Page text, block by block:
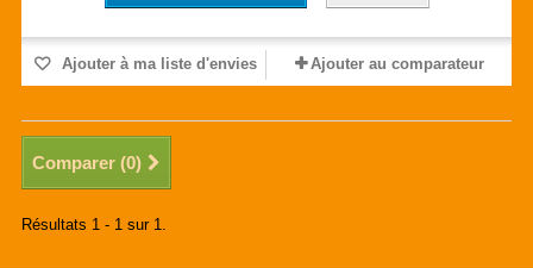
Ajouter à ma liste d'envies Ajouter au comparateur
Comparer (0)
Résultats 1 - 1 sur 1.